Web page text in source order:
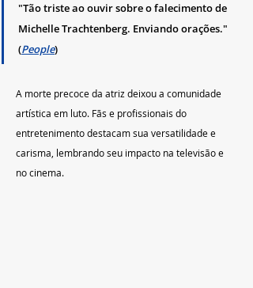
"Tão triste ao ouvir sobre o falecimento de
Michelle Trachtenberg. Enviando orações."
(People)
A morte precoce da atriz deixou a comunidade
artística em luto. Fãs e profissionais do
entretenimento destacam sua versatilidade e
carisma, lembrando seu impacto na televisão e
no cinema.